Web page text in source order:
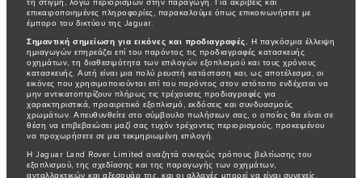
τη στιγμή, λόγω περιορισμών στην παραγωγή. Για ακριβείς και
επικαιροποιημένες πληροφορίες, παρακαλούμε όπως επικοινωνήσετε με
έμπορο του δικτύου της Jaguar.
Σημαντική σημείωση για εικόνες και προδιαγραφές. Η παγκόσμια έλλειψη
ημιαγωγών επηρεάζει επί του παρόντος τις προδιαγραφές κατασκευής
οχημάτων, τη διαθεσιμότητα των επιλογών εξοπλισμού και τους χρόνους
κατασκευής. Αυτή είναι μια πολύ ρευστή κατάσταση και, ως αποτέλεσμα, οι
εικόνες που χρησιμοποιούνται επί του παρόντος στον ιστότοπο ενδέχεται να
μην αντικατοπτρίζουν πλήρως τις τρέχουσες προδιαγραφές για
χαρακτηριστικά, προαιρετικό εξοπλισμό, εκδόσεις και συνδυασμούς
χρωμάτων. Απευθυνθείτε στο σύμβουλο πωλήσεων σας, ο οποίος θα είναι σε
θέση να επιβεβαιώσει μαζί σας τυχόν τρέχοντες περιορισμούς, προκειμένου
να προχωρήσετε σε μια τεκμηριωμένη επιλογή.
Η Jaguar Land Rover Limited αναζητά συνεχώς τρόπους βελτίωσης του
εξοπλισμού, της σχεδίασης και της παραγωγής των οχημάτων,
ανταλλακτικών και αξεσουάρ της, και οι αλλαγές μπορεί να είναι συνεχείς.